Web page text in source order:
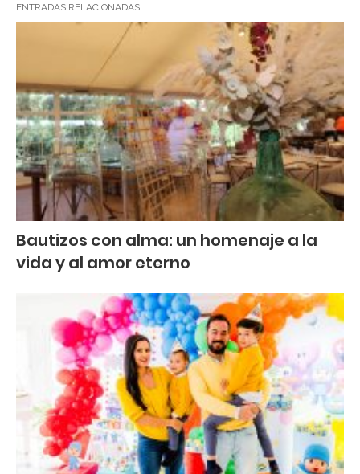
ENTRADAS RELACIONADAS
Bautizos con alma: un homenaje a la
vida y al amor eterno